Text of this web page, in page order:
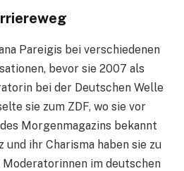
Pareigis bei verschiedenen
bevor sie 2007 als
bei der Deutschen Welle
sie zum ZDF, wo sie vor
Morgenmagazins bekannt
ihr Charisma haben sie zu
im deutschen